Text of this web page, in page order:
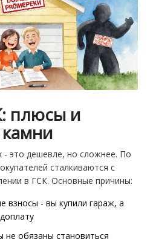
плюсы и
- это дешевле, но сложнее. По
сталкиваются с
в ГСК. Основные причины:
взносы - вы купили гараж, а
не обязаны становиться